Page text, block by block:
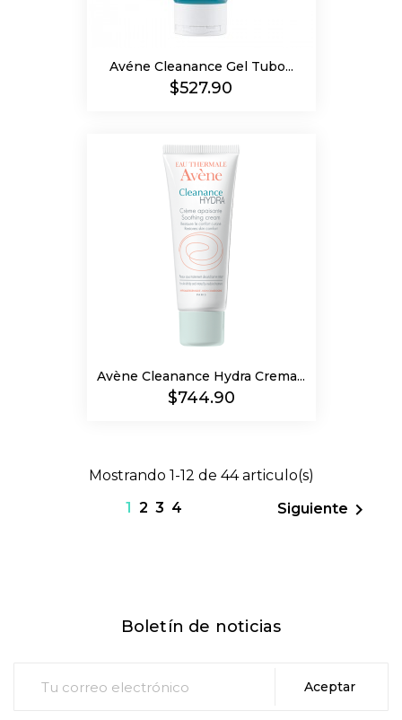
Avéne Cleanance Gel Tubo...
Precio
$527.90
Avène Cleanance Hydra Crema...
Precio
$744.90
Mostrando 1-12 de 44 articulo(s)
1 2 3 4 Siguiente 
Boletín de noticias